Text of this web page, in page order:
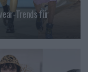
Trends für